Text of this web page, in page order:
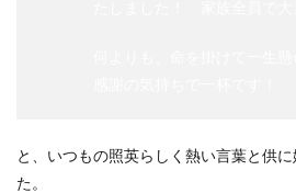
と、いつもの照英らしく熱い言葉と供
た。